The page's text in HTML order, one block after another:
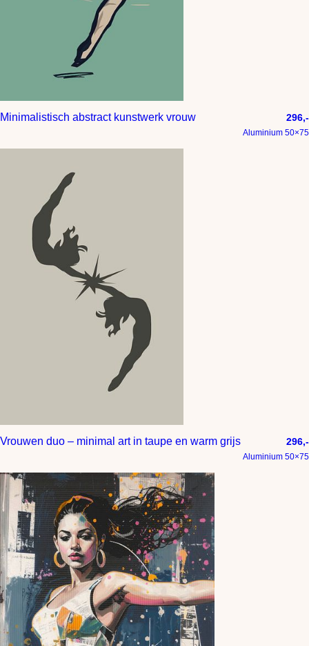
Minimalistisch abstract kunstwerk vrouw 296,-
Aluminium 50×75
Vrouwen duo – minimal art in taupe en warm grijs 296,-
Aluminium 50×75